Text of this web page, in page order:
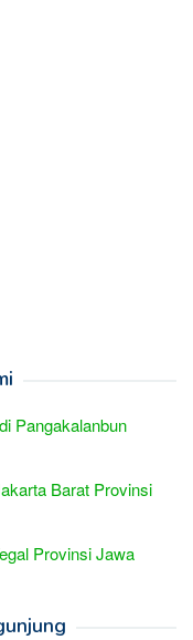
Pangakalanbun
Barat Provinsi
Provinsi Jawa